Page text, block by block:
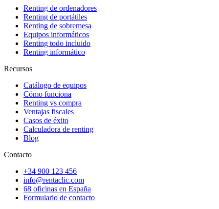
Renting de ordenadores
Renting de portátiles
Renting de sobremesa
Equipos informáticos
Renting todo incluido
Renting informático
Recursos
Catálogo de equipos
Cómo funciona
Renting vs compra
Ventajas fiscales
Casos de éxito
Calculadora de renting
Blog
Contacto
+34 900 123 456
info@rentaclic.com
68 oficinas en España
Formulario de contacto